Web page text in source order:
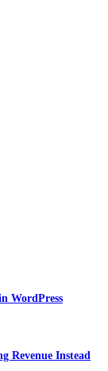
WordPress
Revenue Instead